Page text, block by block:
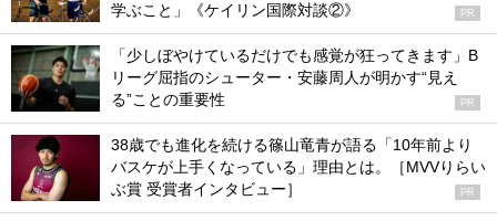
学ぶこと」《ケイリン国際対談②》
PR
「少しぼやけているだけでも感覚が狂ってきます」B
リーグ屈指のシューター・安藤周人が明かす“見え
る”ことの重要性
PR
38歳でも進化を続ける篠山竜青が語る「10年前より
バスケが上手くなっている」理由とは。［MVVりらい
ぶ賞 受賞者インタビュー］
PR